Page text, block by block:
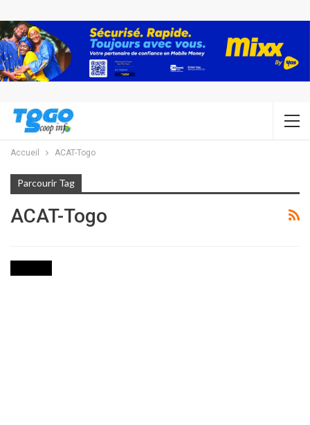
Accueil ACAT-Togo
Parcourir Tag
ACAT-Togo